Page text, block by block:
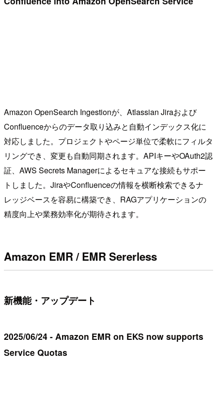
Amazon OpenSearch Ingestionが、Atlassian Jiraおよび
Confluenceからのデータ取り込みと自動インデックス化に
対応しました。プロジェクトやページ単位で柔軟にフィルタ
リングでき、変更も自動同期されます。APIキーやOAuth2認
証、AWS Secrets Managerによるセキュアな接続もサポー
トしました。JiraやConfluenceの情報を横断検索できるナ
レッジベースを容易に構築でき、RAGアプリケーションの
精度向上や業務効率化が期待されます。
Amazon EMR / EMR Sererless
新機能・アップデート
2025/06/24 - Amazon EMR on EKS now supports
Service Quotas